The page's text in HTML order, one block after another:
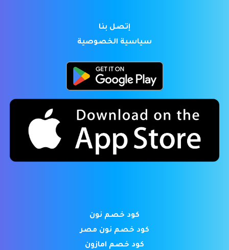
إتصل بنا
سياسية الخصوصية
كود خصم نون
كود خصم نون مصر
كود خصم امازون